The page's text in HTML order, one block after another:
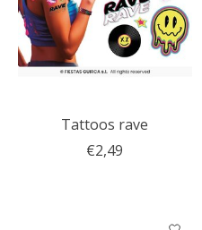
Tattoos rave
€2,49